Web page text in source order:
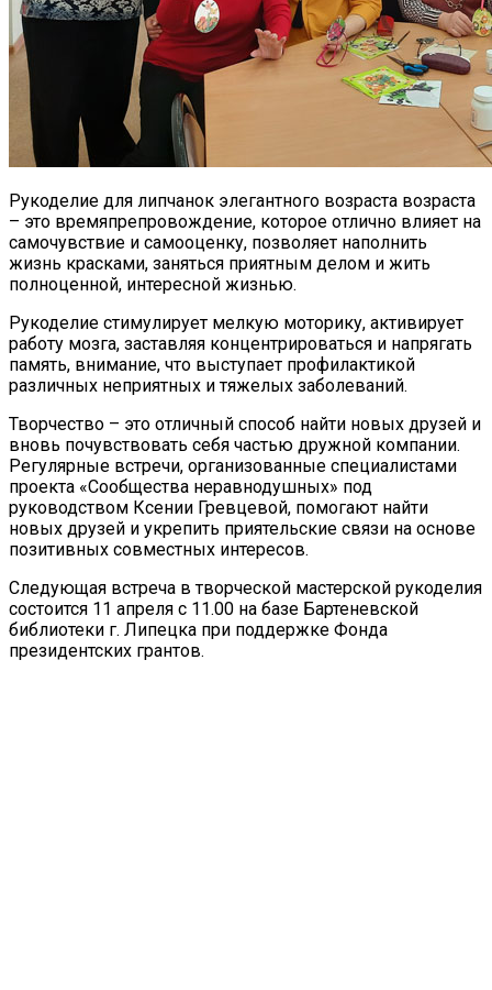
Рукоделие для липчанок элегантного возраста возраста
– это времяпрепровождение, которое отлично влияет на
самочувствие и самооценку, позволяет наполнить
жизнь красками, заняться приятным делом и жить
полноценной, интересной жизнью.
Рукоделие стимулирует мелкую моторику, активирует
работу мозга, заставляя концентрироваться и напрягать
память, внимание, что выступает профилактикой
различных неприятных и тяжелых заболеваний.
Творчество – это отличный способ найти новых друзей и
вновь почувствовать себя частью дружной компании.
Регулярные встречи, организованные специалистами
проекта «Сообщества неравнодушных» под
руководством Ксении Гревцевой, помогают найти
новых друзей и укрепить приятельские связи на основе
позитивных совместных интересов.
Следующая встреча в творческой мастерской рукоделия
состоится 11 апреля с 11.00 на базе Бартеневской
библиотеки г. Липецка при поддержке Фонда
президентских грантов.